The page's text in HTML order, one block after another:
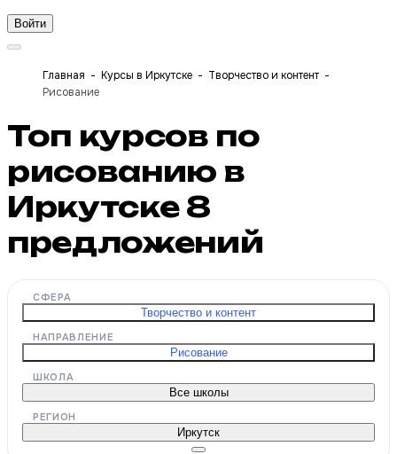
Войти
Главная Курсы в Иркутске
Творчество и контент
Рисование
Топ курсов по
рисованию в
Иркутске 8
предложений
СФЕРА
Творчество и контент
НАПРАВЛЕНИЕ
Рисование
ШКОЛА
Все школы
РЕГИОН
Иркутск